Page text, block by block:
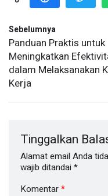
Sebelumnya
Panduan Praktis untuk
Meningkatkan
dalam Melaksanakan
Kerja
Tinggalkan
Alamat email Anda
wajib ditandai *
Komentar*